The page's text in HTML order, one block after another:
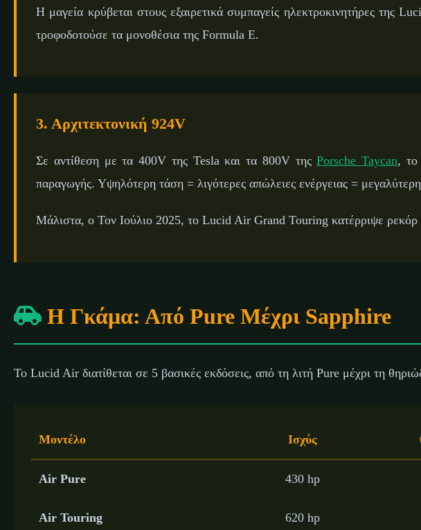
Η μαγεία κρύβεται στους εξαιρετικά συμπαγείς ηλεκτροκινητήρες της
τροφοδοτούσε τα μονοθέσια της Formula E.
3. Αρχιτεκτονική 924V
Σε αντίθεση με τα 400V της Tesla και τα 800V τηςPorsche Taycan, το
παραγωγής. Υψηλότερη τάση = λιγότερες απώλειες ενέργειας =
Μάλιστα, ο Τον Ιούλιο 2025, το Lucid Air Grand Touring κατέρριψε ρεκόρ
Η Γκάμα: Από Pure Μέχρι Sapphire
Το Lucid Air διατίθεται σε 5 βασικές εκδόσεις, από τη λιτή Pure μέχρι τη
Μοντέλο Ισχύς
Air Pure 430 hp
Air Touring 620 hp